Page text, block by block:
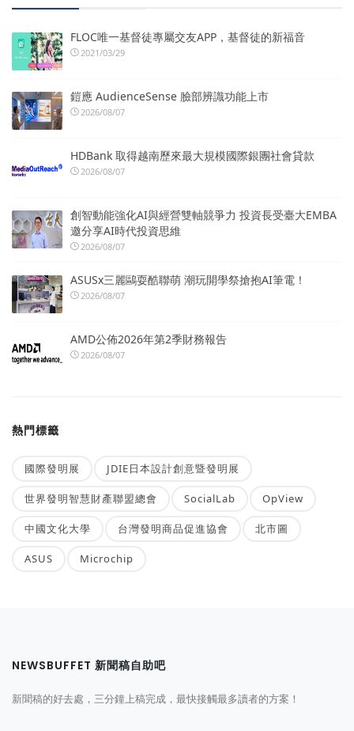
FLOC唯一基督徒專屬交友APP，基督徒的新福音
2021/03/29
鎧應 AudienceSense 臉部辨識功能上市
2026/08/07
HDBank 取得越南歷來最大規模國際銀團社會貸款
2026/08/07
創智動能強化AI與經營雙軸競爭力 投資長受臺大EMBA
邀分享AI時代投資思維
2026/08/07
ASUSx三麗鷗耍酷聯萌 潮玩開學祭搶抱AI筆電！
2026/08/07
AMD公佈2026年第2季財務報告
2026/08/07
熱門標籤
國際發明展 JDIE日本設計創意暨發明展
世界發明智慧財產聯盟總會 SocialLab OpView
中國文化大學 台灣發明商品促進協會 北市圖
ASUS Microchip
NEWSBUFFET 新聞稿自助吧
新聞稿的好去處，三分鐘上稿完成，最快接觸最多讀者的方案！